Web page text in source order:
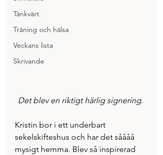
Tänkvärt
Träning och hälsa
Veckans lista
Skrivande
Det blev en riktigt härlig signering.
Kristin bor i ett underbart
sekelskifteshus och har det såååå
mysigt hemma. Blev så inspirerad